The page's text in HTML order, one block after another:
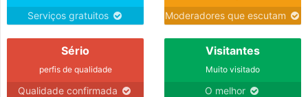
Serviços gratuitos Moderadores que escutam
Sério
perfis de qualidade
Qualidade confirmada
Visitantes
Muito visitado
O melhor